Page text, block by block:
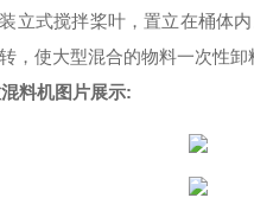
立式搅拌桨叶，置立在桶体
，使大型混合的物料一次性卸
料机图片展示: